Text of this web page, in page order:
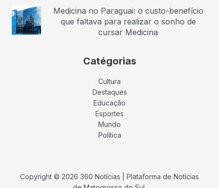
Medicina no Paraguai: o custo-benefício
que faltava para realizar o sonho de
cursar Medicina
Catégorias
Cultura
Destaques
Educação
Esportes
Mundo
Política
Copyright © 2026 360 Notícias | Plataforma de Notícias